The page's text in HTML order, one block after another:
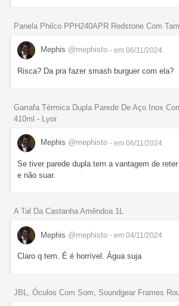
Panela Philco PPH240APR Redstone Com
Mephis @mephisto - em 06/11/2024
Risca? Da pra fazer smash burguer com ela?
Garrafa Térmica Dupla Parede De Aço Inox
410ml - Lyor
Mephis @mephisto - em 06/11/2024
Se tiver parede dupla tem a vantagem de
e não suar.
A Tal Da Castanha Amêndoa 1L
Mephis @mephisto - em 04/11/2024
Claro q tem. É é horrível. Água suja
JBL, Óculos Com Som, Soundgear Frames